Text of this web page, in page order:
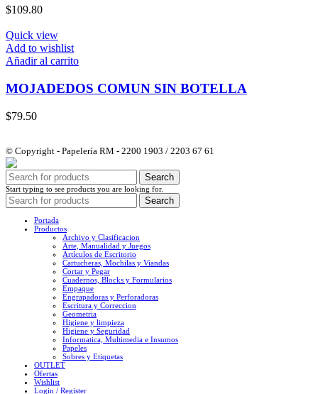
$109.80
Quick view
Add to wishlist
Añadir al carrito
MOJADEDOS COMUN SIN BOTELLA
$79.50
© Copyright - Papelería RM - 2200 1903 / 2203 67 61
Search
Start typing to see products you are looking for.
Search
Portada
Productos
Archivo y Clasificacion
Arte, Manualidad y Juegos
Artículos de Escritorio
Cartucheras, Mochilas y Viandas
Cortar y Pegar
Cuadernos, Blocks y Formularios
Empaque
Engrapadoras y Perforadoras
Escritura y Correccion
Geometria
Higiene y limpieza
Higiene y Seguridad
Informatica, Multimedia e Insumos
Papeles
Sobres y Etiquetas
OUTLET
Ofertas
Wishlist
Login / Register